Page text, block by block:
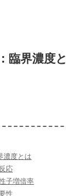
臨界濃度と
濃度とは
応
子増倍率
性